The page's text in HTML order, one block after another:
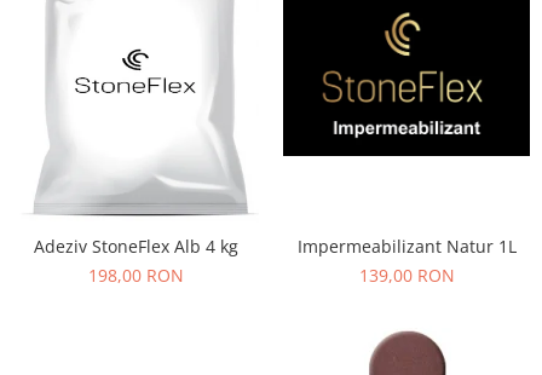
Adeziv StoneFlex Alb 4 kg
198,00 RON
Impermeabilizant Natur 1L
139,00 RON